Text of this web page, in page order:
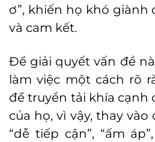
ơ”, khiến họ khó giành
và cam kết.
Để giải quyết vấn đề
làm việc một cách rõ
để truyền tải khía cạnh
của họ, vì vậy, thay vào
“dễ tiếp cận”, “ấm